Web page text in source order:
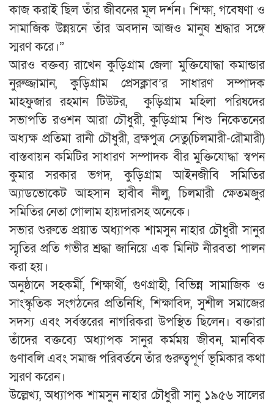
কাজ করাই ছিল তাঁর জীবনের মূল দর্শন। শিক্ষা, গবেষণা ও
সামাজিক উন্নয়নে তাঁর অবদান আজও মানুষ শ্রদ্ধার সঙ্গে
স্মরণ করে।”
আরও বক্তব্য রাখেন কুড়িগ্রাম জেলা মুক্তিযোদ্ধা কমান্ডার
নুরুজ্জামান, কুড়িগ্রাম প্রেসক্লাব’র সাধারণ সম্পাদক
মাহফুজার রহমান টিউটর, কুড়িগ্রাম মহিলা পরিষদের
সভাপতি রওশন আরা চৌধুরী, কুড়িগ্রাম শিশু নিকেতনের
অধ্যক্ষ প্রতিমা রানী চৌধুরী, ব্রক্ষপুত্র সেতু(চিলমারী-রৌমারী)
বাস্তবায়ন কমিটির সাধারণ সম্পাদক বীর মুক্তিযোদ্ধা স্বপন
কুমার সরকার ভগদ, কুড়িগ্রাম আইনজীবি সমিতির
অ্যাডভোকেট আহসান হাবীব নীলু, চিলমারী ক্ষেতমজুর
সমিতির নেতা গোলাম হায়দারসহ অনেকে।
সভার শুরুতে প্রয়াত অধ্যাপক শামসুন নাহার চৌধুরী সানুর
স্মৃতির প্রতি গভীর শ্রদ্ধা জানিয়ে এক মিনিট নীরবতা পালন
করা হয়।
অনুষ্ঠানে সহকর্মী, শিক্ষার্থী, গুণগ্রাহী, বিভিন্ন সামাজিক ও
সাংস্কৃতিক সংগঠনের প্রতিনিধি, শিক্ষাবিদ, সুশীল সমাজের
সদস্য এবং সর্বস্তরের নাগরিকরা উপস্থিত ছিলেন। বক্তারা
তাঁদের বক্তব্যে অধ্যাপক সানুর কর্মময় জীবন, মানবিক
গুণাবলি এবং সমাজ পরিবর্তনে তাঁর গুরুত্বপূর্ণ ভূমিকার কথা
স্মরণ করেন।
উল্লেখ্য, অধ্যাপক শামসুন নাহার চৌধুরী সানু ১৯৫৬ সালের